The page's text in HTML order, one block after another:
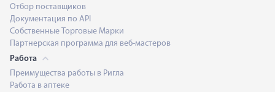
Отбор поставщиков
Документация по API
Собственные Торговые Марки
Партнерская программа для веб-мастеров
Работа
Преимущества работы в Ригла
Работа в аптеке